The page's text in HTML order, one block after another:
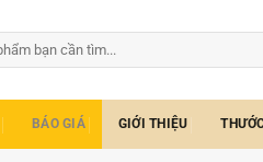
BÁO GIÁ GIỚI THIỆU